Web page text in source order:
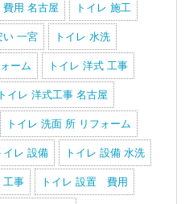
費用 名古屋 トイレ 施工
い 一宮 トイレ 水洗
ーム トイレ 洋式 工事
トイレ 洋式工事 名古屋
トイレ 洗面 所 リフォーム
イレ 設備 トイレ 設備 水洗
工事 トイレ 設置 費用